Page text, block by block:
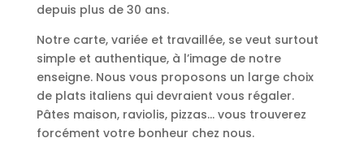
depuis plus de 30 ans.
Notre carte, variée et travaillée, se veut surtout
simple et authentique, à l’image de notre
enseigne. Nous vous proposons un large choix
de plats italiens qui devraient vous régaler.
Pâtes maison, raviolis, pizzas… vous trouverez
forcément votre bonheur chez nous.